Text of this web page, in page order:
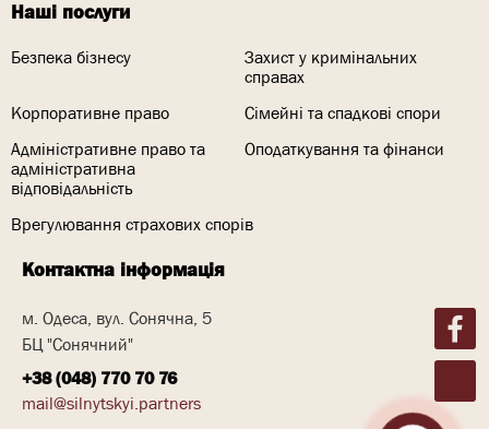
Контактна інформація
м. Одеса, вул. Сонячна, 5
БЦ "Сонячний"
+38 (048) 770 70 76
mail@silnytskyi.partners
Наші послуги
Безпека бізнесу
Захист у кримінальних
справах
Корпоративне право
Сімейні та спадкові спори
Адміністративне право та
адміністративна
відповідальність
Оподаткування та фінанси
Врегулювання страхових спорів